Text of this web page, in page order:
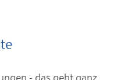
- das geht ganz